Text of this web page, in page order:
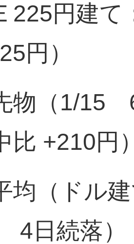
225円建
円）
物（1/15
比 +210円
均（ドル
日続落）